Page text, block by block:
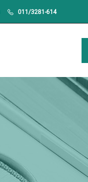
011/3281-614